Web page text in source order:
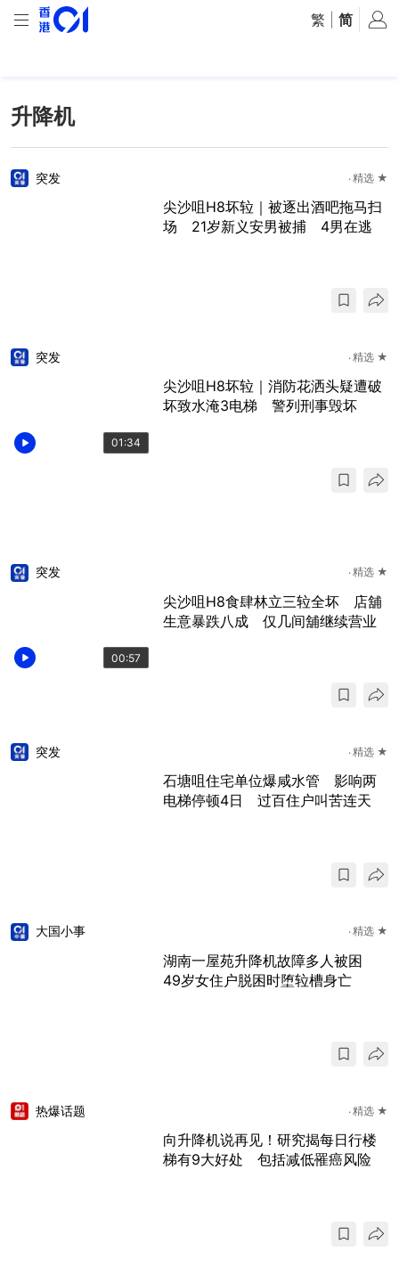
繁 简
升降机
突发 精选 ★
尖沙咀H8坏䢂｜被逐出酒吧拖马扫
场 21岁新义安男被捕 4男在逃
01:34
突发 精选 ★
尖沙咀H8坏䢂｜消防花洒头疑遭破
坏致水淹3电梯 警列刑事毁坏
00:57
突发 精选 ★
尖沙咀H8食肆林立三䢂全坏 店舖
生意暴跌八成 仅几间舖继续营业
突发 精选 ★
石塘咀住宅单位爆咸水管 影响两
电梯停顿4日 过百住户叫苦连天
大国小事 精选 ★
湖南一屋苑升降机故障多人被困
49岁女住户脱困时堕䢂槽身亡
热爆话题 精选 ★
向升降机说再见！研究揭每日行楼
梯有9大好处 包括减低罹癌风险